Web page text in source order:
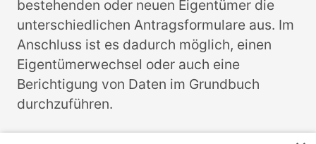
bestehenden oder neuen Eigentümer die
unterschiedlichen Antragsformulare aus. Im
Anschluss ist es dadurch möglich, einen
Eigentümerwechsel oder auch eine
Berichtigung von Daten im Grundbuch
durchzuführen.